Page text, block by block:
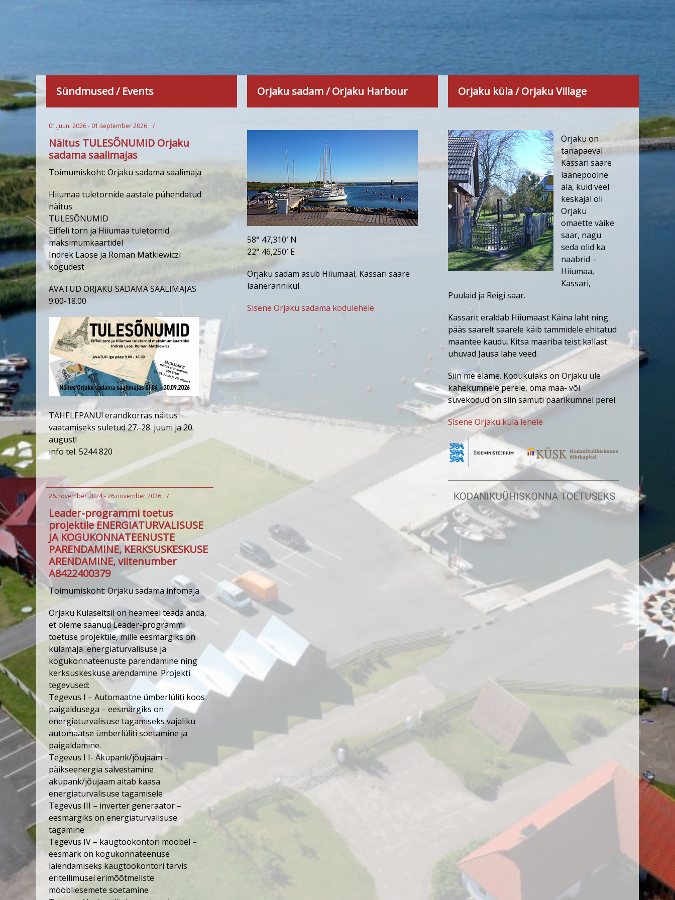
Sündmused/ Events
01.juuni 2026 - 01.september 2026 /
Näitus TULESÕNUMID Orjaku
sadama saalimajas
Toimumiskoht: Orjaku sadama saalimaja
Hiiumaa tuletornide aastale pühendatud
näitus
TULESÕNUMID
Eiffeli torn ja Hiiumaa tuletornid
maksimumkaartidel
Indrek Laose ja Roman Matkiewiczi
kogudest
AVATUD ORJAKU SADAMA SAALIMAJAS
9.00-18.00
TÄHELEPANU! erandkorras näitus
vaatamiseks suletud 27.-28. juuni ja 20.
august!
info tel. 5244 820
26.november 2024 - 26.november 2026 /
Leader-programmi toetus
projektile ENERGIATURVALISUSE
JA KOGUKONNATEENUSTE
PARENDAMINE, KERKSUSKESKUSE
ARENDAMINE, viitenumber
A8422400379
Toimumiskoht: Orjaku sadama infomaja
Orjaku Külaseltsil on heameel teada anda,
et oleme saanud Leader-programmi
toetuse projektile, mille eesmärgiks on
külamaja energiaturvalisuse ja
kogukonnateenuste parendamine ning
kerksuskeskuse arendamine. Projekti
tegevused:
Tegevus I – Automaatne ümberlüliti koos
paigaldusega – eesmärgiks on
energiaturvalisuse tagamiseks vajaliku
automaatse ümberlüliti soetamine ja
paigaldamine.
Tegevus I I- Akupank/jõujaam –
päikseenergia salvestamine
akupank/jõujaam aitab kaasa
energiaturvalisuse tagamisele
Tegevus III – inverter generaator –
eesmärgiks on energiaturvalisuse
tagamine
Tegevus IV – kaugtöökontori mööbel –
eesmärk on kogukonnateenuse
laiendamiseks kaugtöökontori tarvis
eritellimusel erimõõtmeliste
mööbliesemete soetamine
Orjaku sadam / Orjaku Harbour
58° 47,310′ N
22° 46,250′ E
Orjaku sadam asub Hiiumaal, Kassari saare
läänerannikul.
Sisene Orjaku sadama kodulehele
Orjaku küla / Orjaku Village
Orjaku on
tänapäeval
Kassari saare
läänepoolne
ala, kuid veel
keskajal oli
Orjaku
omaette väike
saar, nagu
seda olid ka
naabrid –
Hiiumaa,
Kassari,
Puulaid ja Reigi saar.
Kassarit eraldab Hiiumaast Käina laht ning
pääs saarelt saarele käib tammidele ehitatud
maantee kaudu. Kitsa maariba teist kallast
uhuvad Jausa lahe veed.
Siin me elame. Kodukülaks on Orjaku üle
kahekümnele perele, oma maa- või
suvekodud on siin samuti paarikümnel perel.
Sisene Orjaku küla lehele